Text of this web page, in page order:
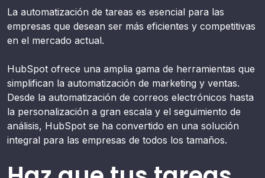
La automatización de tareas es esencial para las
empresas que desean ser más eficientes y competitivas
en el mercado actual.
HubSpot ofrece una amplia gama de herramientas que
simplifican la automatización de marketing y ventas.
Desde la automatización de correos electrónicos hasta
la personalización a gran escala y el seguimiento de
análisis, HubSpot se ha convertido en una solución
integral para las empresas de todos los tamaños.